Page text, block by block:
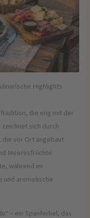
Highlights
die eng mit der
sich durch
vor Ort angebaut
Meeresfrüchte
während im
und aromatische
– ein Spanferkel, das